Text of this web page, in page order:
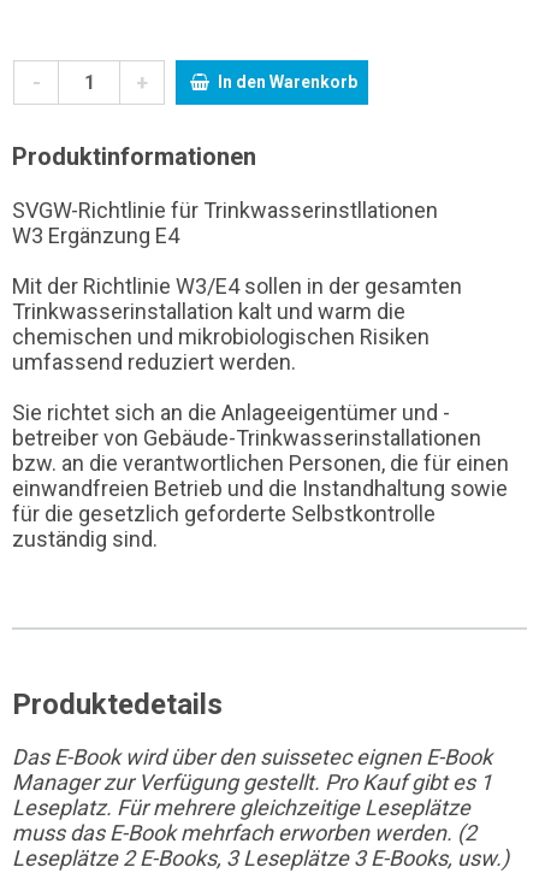
- + In den Warenkorb
Produktinformationen
SVGW-Richtlinie für Trinkwasserinstllationen
W3 Ergänzung E4
Mit der Richtlinie W3/E4 sollen in der gesamten
Trinkwasserinstallation kalt und warm die
chemischen und mikrobiologischen Risiken
umfassend reduziert werden.
Sie richtet sich an die Anlageeigentümer und -
betreiber von Gebäude-Trinkwasserinstallationen
bzw. an die verantwortlichen Personen, die für einen
einwandfreien Betrieb und die Instandhaltung sowie
für die gesetzlich geforderte Selbstkontrolle
zuständig sind.
Produktedetails
Das E-Book wird über den suissetec eignen E-Book
Manager zur Verfügung gestellt. Pro Kauf gibt es 1
Leseplatz. Für mehrere gleichzeitige Leseplätze
muss das E-Book mehrfach erworben werden. (2
Leseplätze 2 E-Books, 3 Leseplätze 3 E-Books, usw.)